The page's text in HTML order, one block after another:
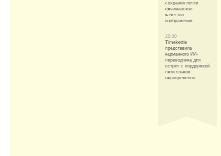
сохраняя почти
флагманское
качество
изображения
20:00
Timekettle
представила
карманного ИИ-
переводчика для
встреч с поддержкой
пяти языков
одновременно